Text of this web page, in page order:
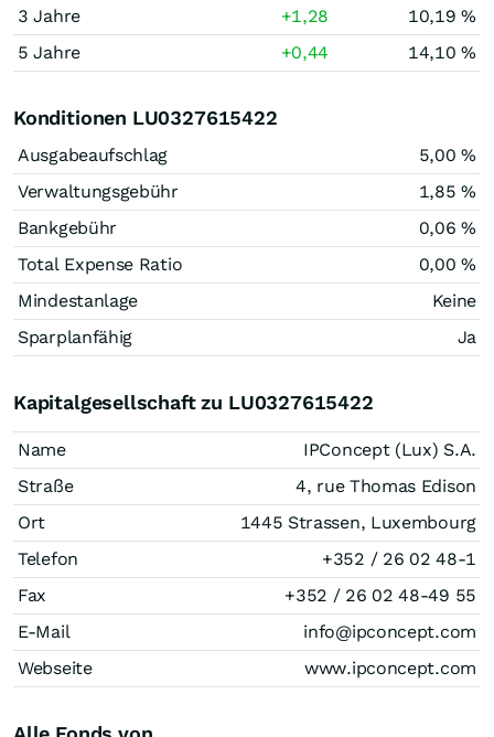
3 Jahre
+1,28
10,19 %
5 Jahre
+0,44 14,10 %
Konditionen LU0327615422
Ausgabeaufschlag
5,00 %
Verwaltungsgebühr
1,85 %
Bankgebühr
0,06 %
Total Expense Ratio
0,00 %
Mindestanlage
Keine
Sparplanfähig
Ja
Kapitalgesellschaft zu LU0327615422
Name
IPConcept (Lux) S.A.
Straße
4, rue Thomas Edison
Ort
1445 Strassen, Luxembourg
Telefon
+352 / 26 02 48-1
Fax
+352 / 26 02 48-49 55
E-Mail
info@ipconcept.com
Webseite
www.ipconcept.com